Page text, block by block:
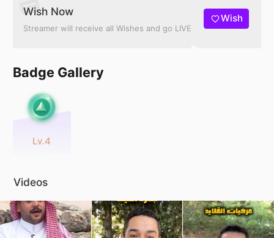
Wish Now
Streamer will receive all Wishes and go LIVE
Wish
Badge Gallery
Lv.4
Videos